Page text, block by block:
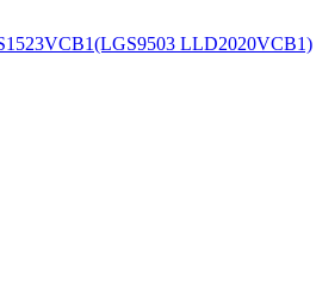
LLD2020VCB1)